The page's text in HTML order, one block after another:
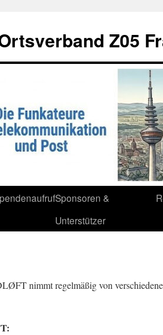
Z05
Sponsoren &
Unterstützer
nimmt regelmäßig von